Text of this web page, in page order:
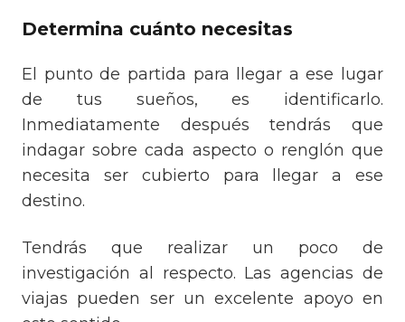
Determina cuánto necesitas
El punto de partida para llegar a ese lugar
de tus sueños, es identificarlo.
Inmediatamente después tendrás que
indagar sobre cada aspecto o renglón que
necesita ser cubierto para llegar a ese
destino.
Tendrás que realizar un poco de
investigación al respecto. Las agencias de
viajas pueden ser un excelente apoyo en